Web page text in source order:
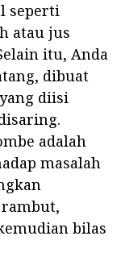
seperti
atau jus
itu, Anda
dibuat
diisi
adalah
masalah
bilas